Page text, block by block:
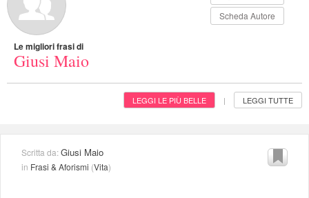
Scheda Autore
Le migliori frasi di
Giusi Maio
LEGGI LE PIÙ BELLE | LEGGI TUTTE
Scritta da:Giusi Maio
in Frasi & Aforismi (Vita)